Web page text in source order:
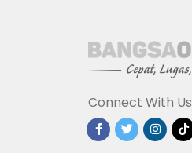
Connect With Us